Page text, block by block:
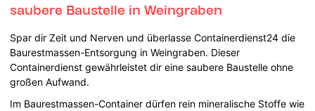
saubere Baustelle in Weingraben
Spar dir Zeit und Nerven und überlasse Containerdienst24 die
Baurestmassen-Entsorgung in Weingraben. Dieser
Containerdienst gewährleistet dir eine saubere Baustelle ohne
großen Aufwand.
Im Baurestmassen-Container dürfen rein mineralische Stoffe wie